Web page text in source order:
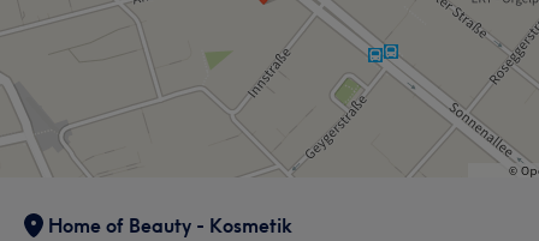
Home of Beauty - Kosmetik